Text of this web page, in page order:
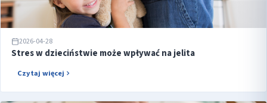
2026-04-28
Stres w dzieciństwie może wpływać na jelita
Czytaj więcej